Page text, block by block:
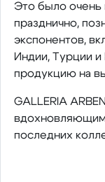
Это было очень
празднично,
экспонентов,
Индии, Турции
продукцию на
GALLERIA
вдохновляющим
последних